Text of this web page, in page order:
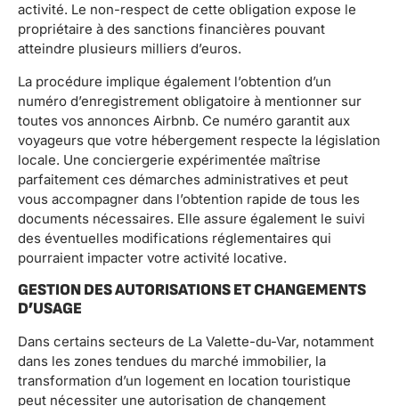
activité. Le non-respect de cette obligation expose le
propriétaire à des sanctions financières pouvant
atteindre plusieurs milliers d’euros.
La procédure implique également l’obtention d’un
numéro d’enregistrement obligatoire à mentionner sur
toutes vos annonces Airbnb. Ce numéro garantit aux
voyageurs que votre hébergement respecte la législation
locale. Une conciergerie expérimentée maîtrise
parfaitement ces démarches administratives et peut
vous accompagner dans l’obtention rapide de tous les
documents nécessaires. Elle assure également le suivi
des éventuelles modifications réglementaires qui
pourraient impacter votre activité locative.
GESTION DES AUTORISATIONS ET CHANGEMENTS
D’USAGE
Dans certains secteurs de La Valette-du-Var, notamment
dans les zones tendues du marché immobilier, la
transformation d’un logement en location touristique
peut nécessiter une autorisation de changement